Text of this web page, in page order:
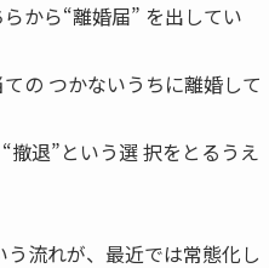
から“離婚届” を出してい
の つかないうちに離婚して
退”という選 択をとるうえ
流れが、最近では常態化し